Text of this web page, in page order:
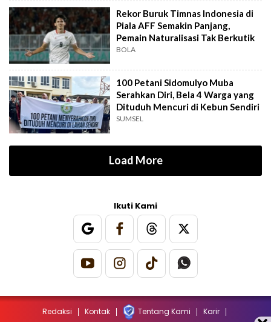
Rekor Buruk Timnas Indonesia di
Piala AFF Semakin Panjang,
Pemain Naturalisasi Tak Berkutik
BOLA
100 Petani Sidomulyo Muba
Serahkan Diri, Bela 4 Warga yang
Dituduh Mencuri di Kebun Sendiri
SUMSEL
Load More
Ikuti Kami
Redaksi Kontak Tentang Kami Karir